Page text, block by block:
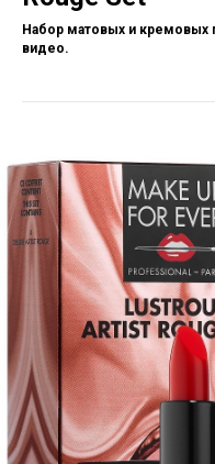
Набор матовых и кремовых
видео.